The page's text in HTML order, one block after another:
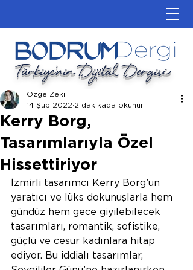
Türkiye'nin Dijital Dergisi
Kerry Borg,
Tasarımlarıyla Özel
Hissettiriyor
Özge Zeki
14 Şub 2022 2 dakikada okunur
İzmirli tasarımcı Kerry Borg’un
yaratıcı ve lüks dokunuşlarla hem
gündüz hem gece giyilebilecek
tasarımları, romantik, sofistike,
güçlü ve cesur kadınlara hitap
ediyor. Bu iddialı tasarımlar,